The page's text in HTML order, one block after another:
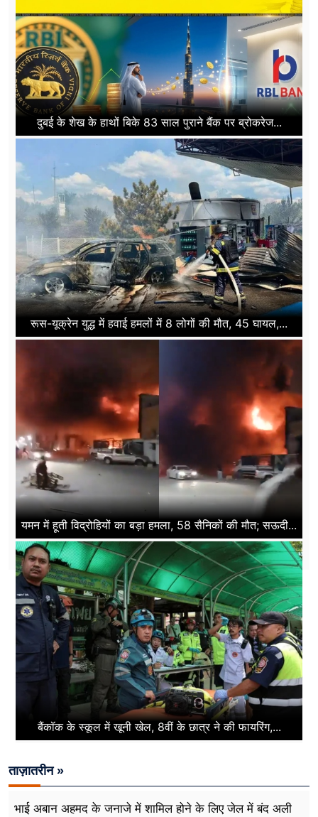
दुबई के शेख के हाथों बिके 83 साल पुराने बैंक पर ब्रोकरेज...
रूस-यूक्रेन युद्ध में हवाई हमलों में 8 लोगों की मौत, 45 घायल,...
यमन में हूती विद्रोहियों का बड़ा हमला, 58 सैनिकों की मौत; सऊदी...
बैंकॉक के स्कूल में खूनी खेल, 8वीं के छात्र ने की फायरिंग,...
ताज़ातरीन »
भाई अबान अहमद के जनाजे में शामिल होने के लिए जेल में बंद अली